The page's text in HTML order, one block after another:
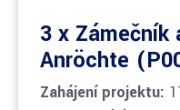
3 x Zámečník
Anröchte
Zahájení projektu: